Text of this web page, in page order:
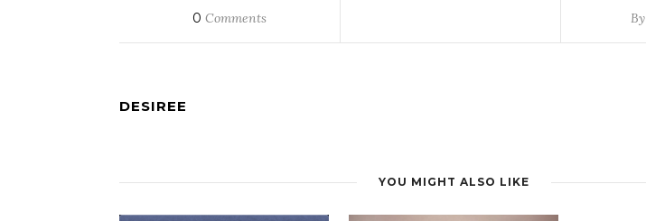
0 Comments By
DESIREE
YOU MIGHT ALSO LIKE